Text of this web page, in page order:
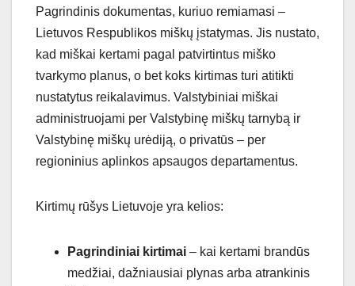
Pagrindinis dokumentas, kuriuo remiamasi –
Lietuvos Respublikos miškų įstatymas. Jis nustato,
kad miškai kertami pagal patvirtintus miško
tvarkymo planus, o bet koks kirtimas turi atitikti
nustatytus reikalavimus. Valstybiniai miškai
administruojami per Valstybinę miškų tarnybą ir
Valstybinę miškų urėdiją, o privatūs – per
regioninius aplinkos apsaugos departamentus.
Kirtimų rūšys Lietuvoje yra kelios:
Pagrindiniai kirtimai – kai kertami brandūs
medžiai, dažniausiai plynas arba atrankinis